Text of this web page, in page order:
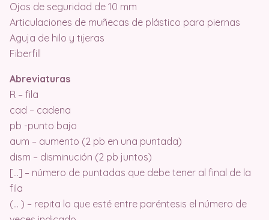
Ojos de seguridad de 10 mm
Articulaciones de muñecas de plástico para piernas
Aguja de hilo y tijeras
Fiberfill
Abreviaturas
R – fila
cad – cadena
pb -punto bajo
aum – aumento (2 pb en una puntada)
dism – disminución (2 pb juntos)
[…] – número de puntadas que debe tener al final de la
fila
(… ) – repita lo que esté entre paréntesis el número de